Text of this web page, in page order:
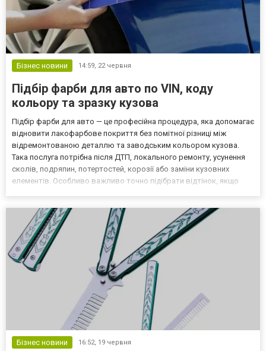
Бізнес новини 14:59, 22 червня
Підбір фарби для авто по VIN, коду
кольору та зразку кузова
Підбір фарби для авто — це професійна процедура, яка допомагає
відновити лакофарбове покриття без помітної різниці між
відремонтованою деталлю та заводським кольором кузова.
Така послуга потрібна після ДТП, локального ремонту, усунення
сколів, подряпин, потертостей, корозії або заміни кузовних
елементів. Особливо важливо точно підібрати відтінок, якщо
Бізнес новини 16:52, 19 червня